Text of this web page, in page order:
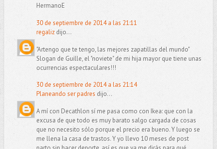
HermanoE
30 de septiembre de 2014 a las 21:11
regalizdijo...
"Artengo que te tengo, las mejores zapatillas del mundo"
Slogan de Guille, el "noviete" de mi hija mayor que tiene unas
ocurrencias espectaculares!!!
30 de septiembre de 2014 a las 21:14
Planeando ser padres dijo...
A mí con Decathlon sí me pasa como con Ikea: que con la
excusa de que todo es muy barato salgo cargada de cosas
que no necesito sólo porque el precio era bueno. Y luego se
me llena la casa de trastos. Y yo llevo 10 meses de post